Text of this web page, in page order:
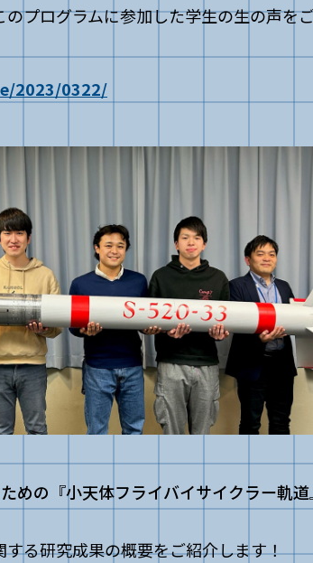
プログラムに参加した学生の生の声を
2023/0322/
めの『小天体フライバイサイクラー軌
る研究成果の概要をご紹介します！